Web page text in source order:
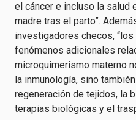
el cáncer e incluso la salud
madre tras el parto”.
investigadores checos,
fenómenos adicionales
microquimerismo materno
la inmunología, sino
regeneración de tejidos, la
terapias biológicas y el